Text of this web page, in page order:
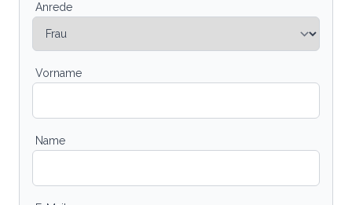
Anrede
Vorname
Name